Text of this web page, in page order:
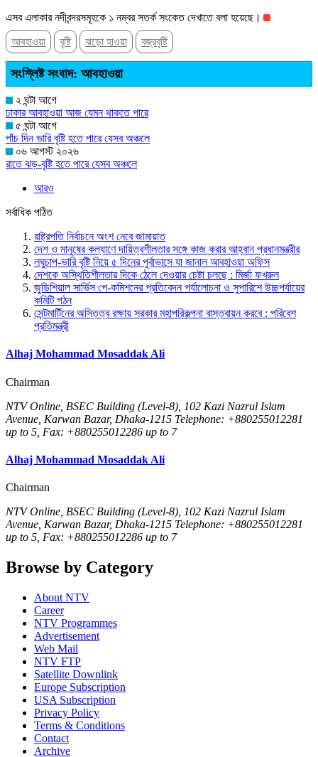
এসব এলাকার নদীবন্দরসমূহকে ১ নম্বর সতর্ক সংকেত দেখাতে বলা হয়েছে।
আবহাওয়া
বৃষ্টি ঝড়ো হাওয়া বজ্রবৃষ্টি
সংশ্লিষ্ট সংবাদ: আবহাওয়া
২ ঘন্টা আগে
ঢাকার আবহাওয়া আজ যেমন থাকতে পারে
৫ ঘন্টা আগে
পাঁচ দিন ভারি বৃষ্টি হতে পারে যেসব অঞ্চলে
০৬ আগস্ট ২০২৬
রাতে ঝড়-বৃষ্টি হতে পারে যেসব অঞ্চলে
আরও
সর্বাধিক পঠিত
রাষ্ট্রপতি নির্বাচনে অংশ নেবে জামায়াত
দেশ ও মানুষের কল্যাণে দায়িত্বশীলতার সঙ্গে কাজ করার আহ্বান প্রধানমন্ত্রীর
লঘুচাপ-ভারি বৃষ্টি নিয়ে ৫ দিনের পূর্বাভাসে যা জানাল আবহাওয়া অফিস
দেশকে অস্থিতিশীলতার দিকে ঠেলে দেওয়ার চেষ্টা চলছে : মির্জা ফখরুল
জুডিশিয়াল সার্ভিস পে-কমিশনের প্রতিবেদন পর্যালোচনা ও সুপারিশে উচ্চপর্যায়ের
কমিটি গঠন
সেন্টমার্টিনের অস্তিত্ব রক্ষায় সরকার মহাপরিকল্পনা বাস্তবায়ন করবে : পরিবেশ
প্রতিমন্ত্রী
Alhaj Mohammad Mosaddak Ali
Chairman
NTV Online, BSEC Building (Level-8), 102 Kazi Nazrul Islam
Avenue, Karwan Bazar, Dhaka-1215 Telephone: +880255012281
up to 5, Fax: +880255012286 up to 7
Alhaj Mohammad Mosaddak Ali
Chairman
NTV Online, BSEC Building (Level-8), 102 Kazi Nazrul Islam
Avenue, Karwan Bazar, Dhaka-1215 Telephone: +880255012281
up to 5, Fax: +880255012286 up to 7
Browse by Category
About NTV
Career
NTV Programmes
Advertisement
Web Mail
NTV FTP
Satellite Downlink
Europe Subscription
USA Subscription
Privacy Policy
Terms & Conditions
Contact
Archive